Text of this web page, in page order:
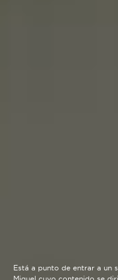
Está a punto de entrar a un